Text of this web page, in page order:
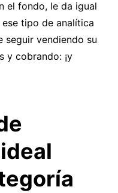
el fondo, le da igual
tipo de analítica
seguir vendiendo su
y cobrando: ¡y